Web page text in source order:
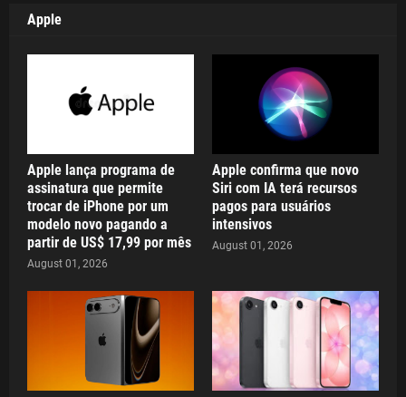
Apple
Apple lança programa de
assinatura que permite
trocar de iPhone por um
modelo novo pagando a
partir de US$ 17,99 por mês
August 01, 2026
Apple confirma que novo
Siri com IA terá recursos
pagos para usuários
intensivos
August 01, 2026